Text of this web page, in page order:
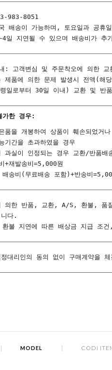
983-8051
배송이 가능하며, 토요일과 공휴
일 지연될 수 있으며 배송비가
: 고객변심 및 주문착오에 의한 교
제품에 의한 문제 발생시 전액(해
로부터 30일 이내) 교환 및 반품
한 경우:
을 개봉하여 상품이 훼손되었거
간을 초과하였을 경우
과실이 인정되는 경우 교환/반품
+재발송비=5,000원
송비(무료배송 포함)+반송비
의한 반품, 교환, A/S, 환불, 품질
다.
불 지연에 따른 배상금 지급 조
대리인의 동의 없이 구매계약을
MODEL CODI